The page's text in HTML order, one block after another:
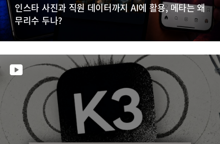
인스타 사진과 직원 데이터까지 AI에 활용, 메타는 왜
무리수 두나?